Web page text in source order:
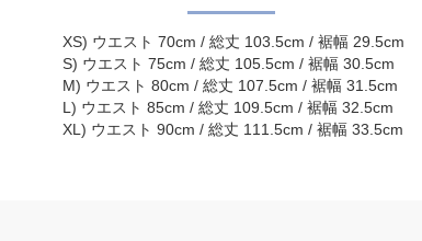
XS) ウエスト 70cm / 総丈 103.5cm / 裾幅 29.5cm
S) ウエスト 75cm / 総丈 105.5cm / 裾幅 30.5cm
M) ウエスト 80cm / 総丈 107.5cm / 裾幅 31.5cm
L) ウエスト 85cm / 総丈 109.5cm / 裾幅 32.5cm
XL) ウエスト 90cm / 総丈 111.5cm / 裾幅 33.5cm